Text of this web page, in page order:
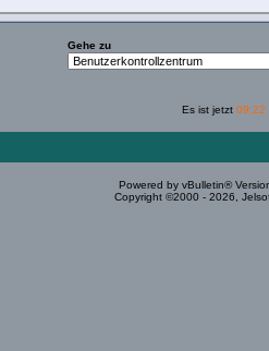
Gehe zu
Es ist jetzt 09:22
Powered by vBulletin®
Copyright ©2000 - 2026,